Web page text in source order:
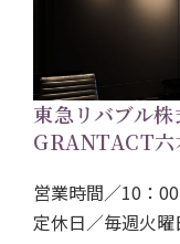
東急リバブル
GRANTACT六
営業時間／10：
定休日／毎週火曜